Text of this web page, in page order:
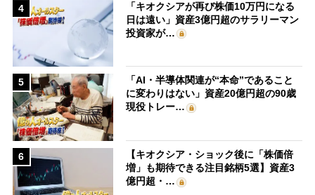
4
「キオクシアが再び株価10万円になる
日は遠い」資産3億円超のサラリーマン
投資家が…
5
「AI・半導体関連が“本命”であること
に変わりはない」資産20億円超の90歳
現役トレー…
6
【キオクシア・ショック後に「株価倍
増」も期待できる注目銘柄5選】資産3
億円超・…